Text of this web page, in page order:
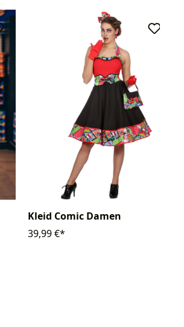
Kleid Comic Damen
39,99 €*